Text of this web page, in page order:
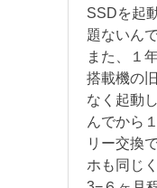
SSDを起
題ないん
また、１
搭載機の
なく起動
んでから
リー交換
ホも同じ